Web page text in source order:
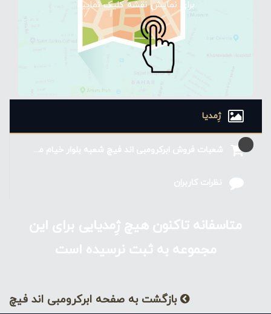
اما در سال ۱۹۷۷ این شرکت اعلام ورشکستگی کرد و توسط
شرکت لوازم ورزشی آشمن خریداری شد و از اواخر ۱۹۸۸
شرکت آشمن تحت نام ابرکرومبی و فیچ، مغازه های خود را
دایر کرد. پس از چندین گردش مدیریتی، این شرکت در
کودکان، شرکت هالیستر، Gilly Hicks و Ruehl No.925
برای نمایش نقشه کلیک نمایید
ژِمدیا
نظرات کاربران
متاسفانه تاکنون هیچ ژِمدیایی برای این
مجموعه به ثبت نرسیده است
بازگشت به صفحه ابرکرومبی اند فیچ